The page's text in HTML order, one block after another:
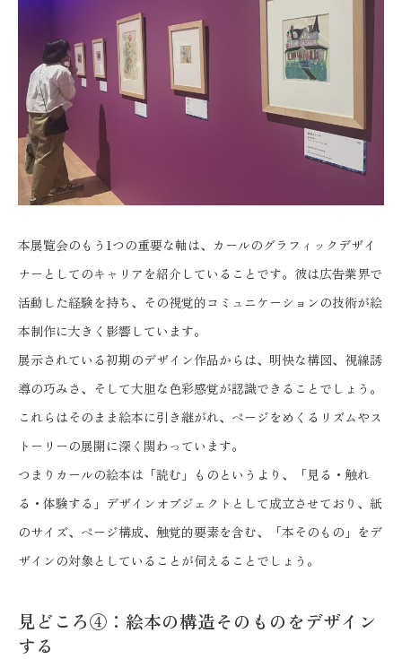
本展覧会のもう1つの重要な軸は、カールのグラフィックデザイ
ナーとしてのキャリアを紹介していることです。彼は広告業界で
活動した経験を持ち、その視覚的コミュニケーションの技術が絵
本制作に大きく影響しています。
展示されている初期のデザイン作品からは、明快な構図、視線誘
導の巧みさ、そして大胆な色彩感覚が認識できることでしょう。
これらはそのまま絵本に引き継がれ、ページをめくるリズムやス
トーリーの展開に深く関わっています。
つまりカールの絵本は「読む」ものというより、「見る・触れ
る・体験する」デザインオブジェクトとして成立させており、紙
のサイズ、ページ構成、触覚的要素を含む、「本そのもの」をデ
ザインの対象としていることが伺えることでしょう。
見どころ④：絵本の構造そのものをデザイン
する